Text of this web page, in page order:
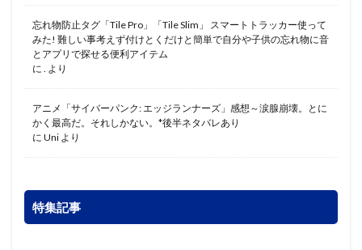
忘れ物防止タグ「Tile Pro」「Tile Slim」 スマートトラッカー使って
みた! 難しい事考えず付けとくだけと簡単で自分や子供の忘れ物に音
とアプリで探せる便利アイテム
に
より
アニメ「サイバーパンク: エッジランナーズ」感想～涙腺崩壊。とに
かく最高だ。それしかない。*後半ネタバレあり
に Uni より
特集記事